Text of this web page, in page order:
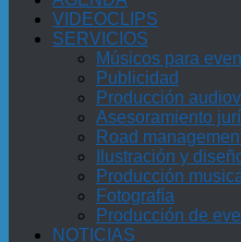
VIDEOCLIPS
SERVICIOS
Músicos para
Publicidad
Producción
Asesoramiento
Road
Ilustración y
Producción
Fotografía
Producción de
NOTICIAS